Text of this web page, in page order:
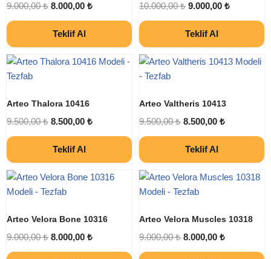
9.000,00₺ 8.000,00 ₺
Teklif Al
10.000,00₺ 9.000,00 ₺
Teklif Al
Arteo Thalora 10416
9.500,00₺ 8.500,00 ₺
Teklif Al
Arteo Valtheris 10413
9.500,00₺ 8.500,00 ₺
Teklif Al
Arteo Velora Bone 10316
9.000,00₺ 8.000,00 ₺
Arteo Velora Muscles 10318
9.000,00₺ 8.000,00 ₺